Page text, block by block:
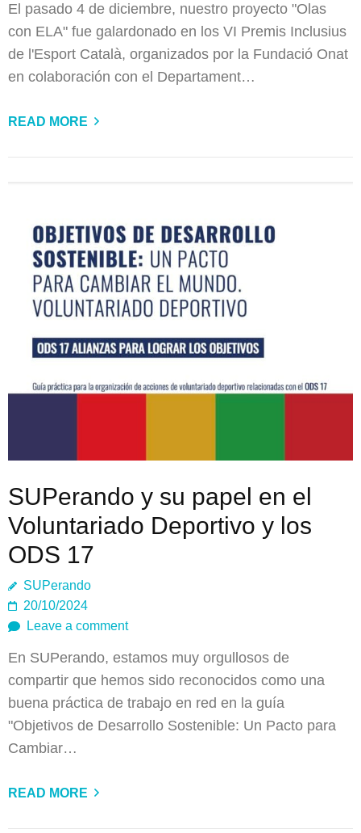
El pasado 4 de diciembre, nuestro proyecto "Olas
con ELA" fue galardonado en los VI Premis Inclusius
de l'Esport Català, organizados por la Fundació Onat
en colaboración con el Departament…
READ MORE
SUPerando y su papel en el
Voluntariado Deportivo y los
ODS 17
SUPerando
20/10/2024
Leave a comment
En SUPerando, estamos muy orgullosos de
compartir que hemos sido reconocidos como una
buena práctica de trabajo en red en la guía
"Objetivos de Desarrollo Sostenible: Un Pacto para
Cambiar…
READ MORE